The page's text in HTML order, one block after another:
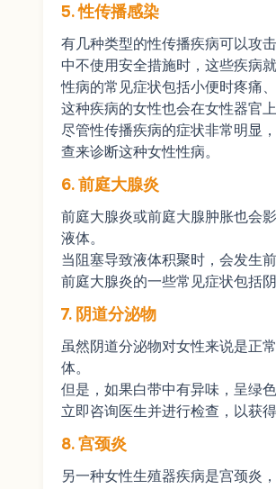
5. 性传播感染
有几种类型的性传播疾病可以攻
中不使用安全措施时，这些疾病
性病的常见症状包括小便时疼痛
这种疾病的女性也会在女性器官上
尽管性传播疾病的症状非常明显
查来诊断这种女性性病。
6. 前庭大腺炎
前庭大腺炎或前庭大腺肿胀也会
液体。
当阻塞导致液体积聚时，会发生
前庭大腺炎的一些常见症状包括
7. 阴道分泌物
虽然阴道分泌物对女性来说是正
体。
但是，如果白带中有异味，呈绿
立即咨询医生并进行检查，以获
8. 宫颈炎
另一种女性生殖器疾病是宫颈炎